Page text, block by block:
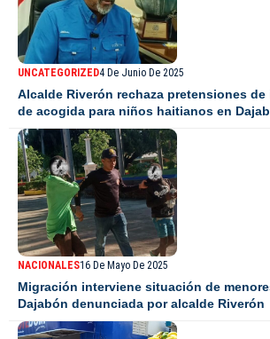
UNCATEGORIZED4 De Junio De 2025
Alcalde Riverón rechaza pretensiones
de acogida para niños haitianos en
NACIONALES16 De Mayo De 2025
Migración interviene situación de
Dajabón denunciada por alcalde Riverón